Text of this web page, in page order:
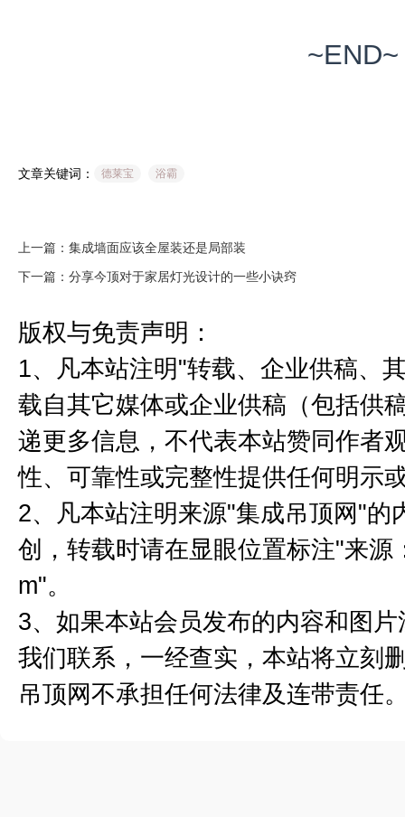
~END~
文章关键词： 德莱宝 浴霸
上一篇：集成墙面应该全屋装还是局部装
下一篇：分享今顶对于家居灯光设计的一些小诀窍
版权与免责声明：
1、凡本站注明"转载、企业供稿、
载自其它媒体或企业供稿（包括供
递更多信息，不代表本站赞同作者
性、可靠性或完整性提供任何明示
2、凡本站注明来源"集成吊顶网"的
创，转载时请在显眼位置标注"来
m"。
3、如果本站会员发布的内容和图
我们联系，一经查实，本站将立刻
吊顶网不承担任何法律及连带责任